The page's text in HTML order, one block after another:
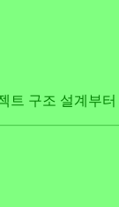
트 구조 설계부